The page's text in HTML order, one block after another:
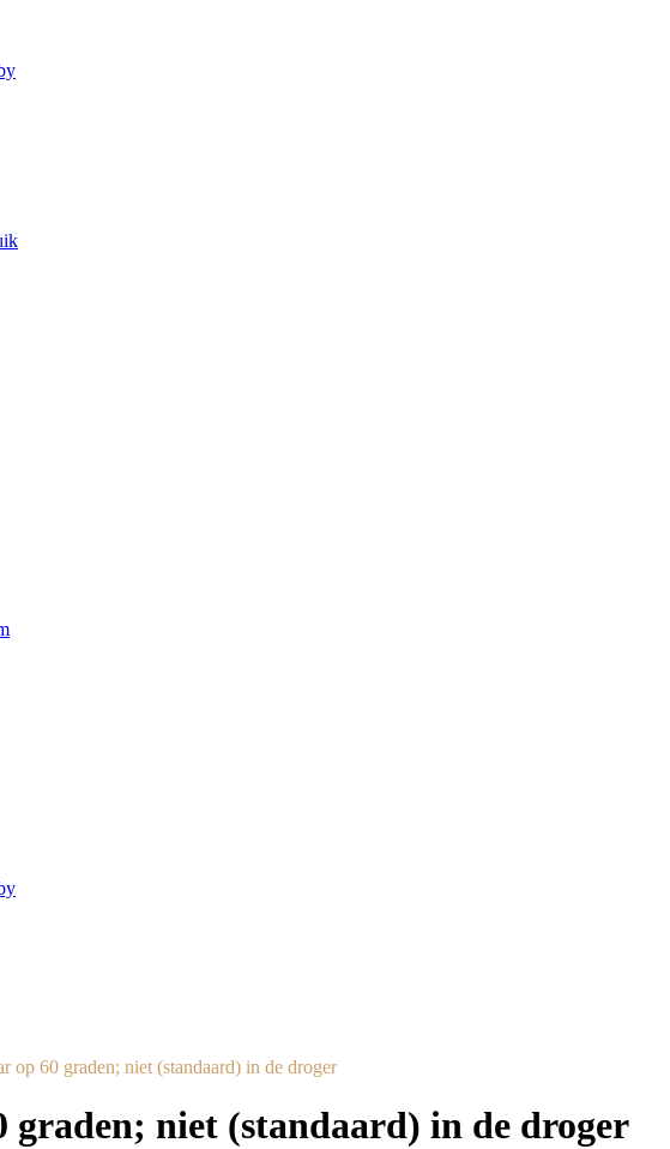
op 60 graden; niet (standaard) in de droger
graden; niet (standaard) in de droger